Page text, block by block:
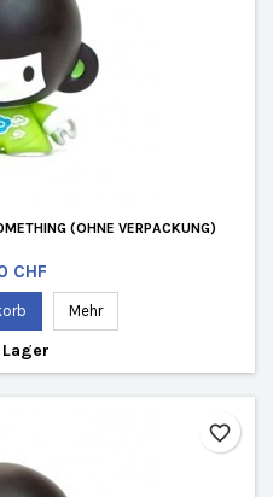
(OHNE VERPACKUNG)
CHF
Mehr
favorite_border